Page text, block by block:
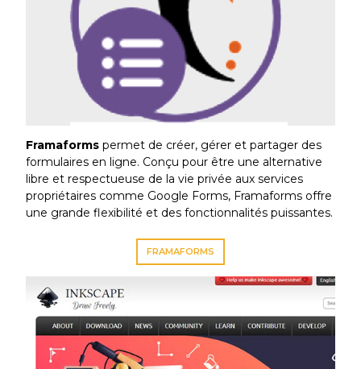
Framaforms permet de créer, gérer et partager des
formulaires en ligne. Conçu pour être une alternative
libre et respectueuse de la vie privée aux services
propriétaires comme Google Forms, Framaforms offre
une grande flexibilité et des fonctionnalités puissantes.
FRAMAFORMS